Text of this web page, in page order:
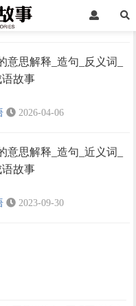
意思解释_造句_反义词_
故事
2026-04-06
意思解释_造句_近义词_
语故事
2023-09-30